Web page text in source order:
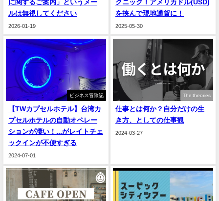
に関するご案内」というメー
ルは無視してください
2026-01-19
クニック！アメリカドル(USD)
を挟んで現地通貨に！
2025-05-30
ビジネス冒険記
【TWカプセルホテル】台湾カ
プセルホテルの自動オペレー
ションが凄い！...がレイトチェ
ックインが不便すぎる
2024-07-01
The theories
仕事とは何か？自分だけの生
き方、としての仕事観
2024-03-27